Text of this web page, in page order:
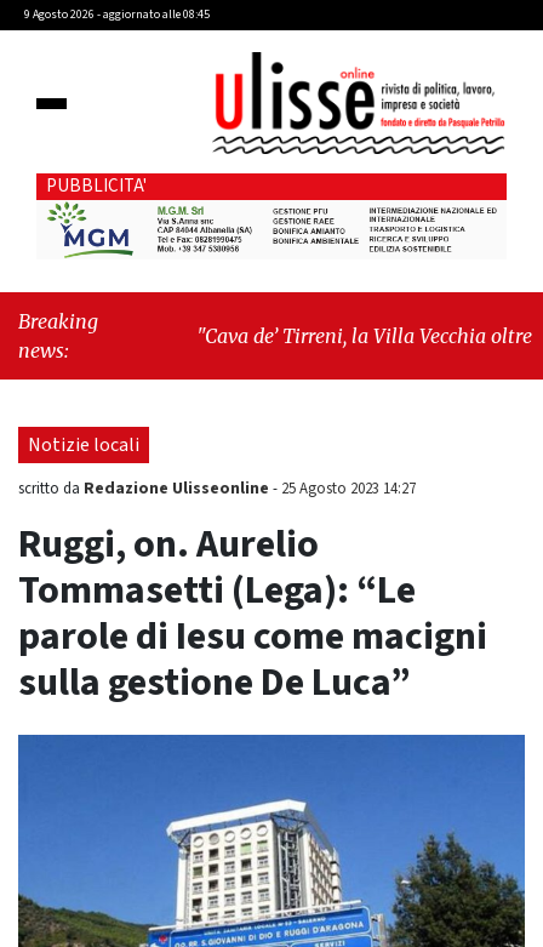
9 Agosto 2026 - aggiornato alle 08:45
PUBBLICITA'
Breaking
news:
"Cava de’ Tirreni, la Villa Vecchia oltre i
seduta consiliare: “Serve chiarezza!”"
Notizie locali
scritto da Redazione Ulisseonline - 25 Agosto 2023 14:27
Ruggi, on. Aurelio
Tommasetti (Lega): “Le
parole di Iesu come macigni
sulla gestione De Luca”